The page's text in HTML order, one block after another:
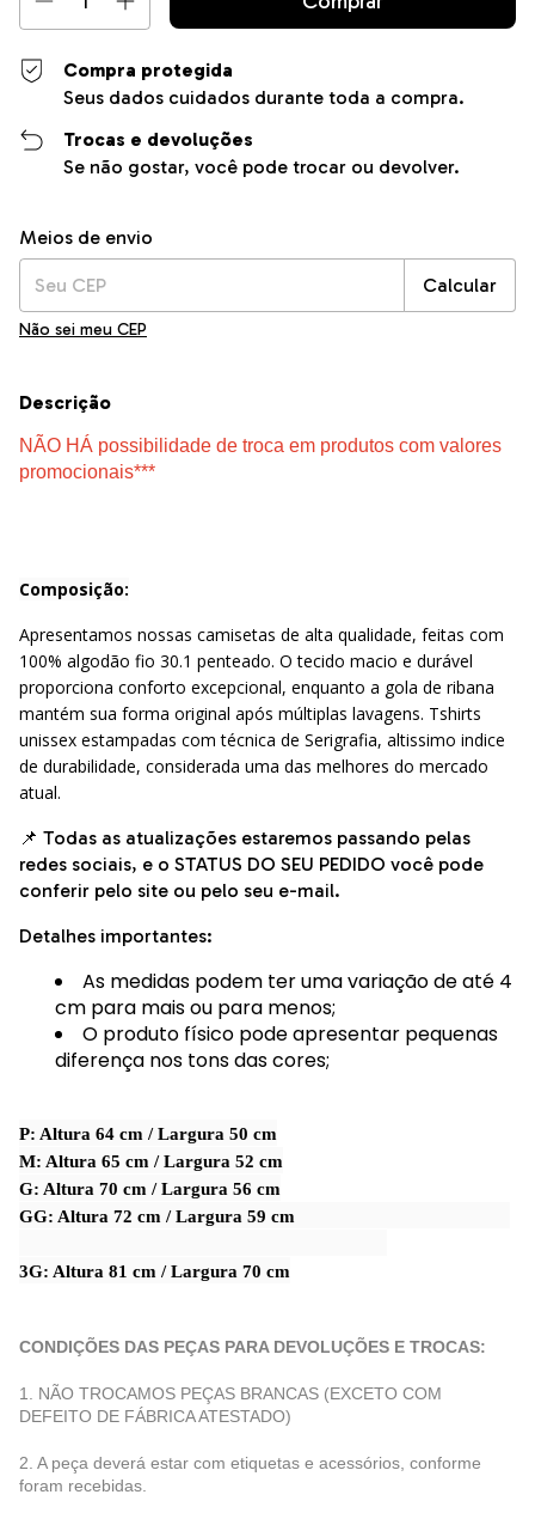
Compra protegida
Seus dados cuidados durante toda a compra.
Trocas e devoluções
Se não gostar, você pode trocar ou devolver.
Entregas para o CEP:
Meios de envio
Calcular
Não sei meu CEP
Descrição
NÃO HÁ possibilidade de troca em produtos com valores
promocionais***
Composição:
Apresentamos nossas camisetas de alta qualidade, feitas com
100% algodão fio 30.1 penteado. O tecido macio e durável
proporciona conforto excepcional, enquanto a gola de ribana
mantém sua forma original após múltiplas lavagens. Tshirts
unissex estampadas com técnica de Serigrafia, altissimo indice
de durabilidade, considerada uma das melhores do mercado
atual.
📌 Todas as atualizações estaremos passando pelas
redes sociais, e o STATUS DO SEU PEDIDO você pode
conferir pelo site ou pelo seu e-mail.
Detalhes importantes:
As medidas podem ter uma variação de até 4
cm para mais ou para menos;
O produto físico pode apresentar pequenas
diferença nos tons das cores;
P: Altura 64 cm / Largura 50 cm
M: Altura 65 cm / Largura 52 cm
G: Altura 70 cm / Largura 56 cm
GG: Altura 72 cm / Largura 59 cm
3G: Altura 81 cm / Largura 70 cm
CONDIÇÕES DAS PEÇAS PARA DEVOLUÇÕES E TROCAS:
1. NÃO TROCAMOS PEÇAS BRANCAS (EXCETO COM
DEFEITO DE FÁBRICA ATESTADO)
2. A peça deverá estar com etiquetas e acessórios, conforme
foram recebidas.